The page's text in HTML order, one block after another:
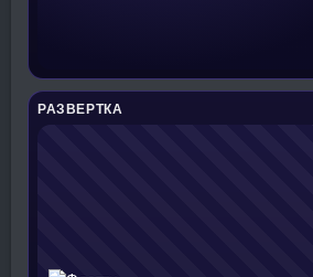
РАЗВЕРТКА